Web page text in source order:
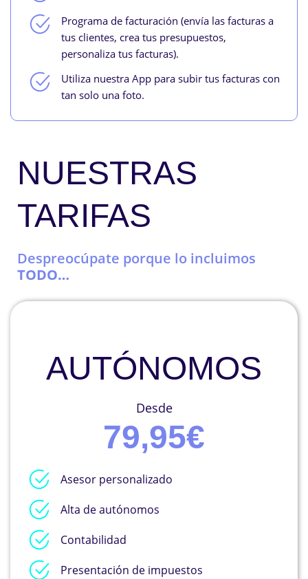
Programa de facturación (envía las facturas a
tus clientes, crea tus presupuestos,
personaliza tus facturas).
Utiliza nuestra App para subir tus facturas con
tan solo una foto.
NUESTRAS
TARIFAS
Despreocúpate porque lo incluimos
TODO…
AUTÓNOMOS
Desde
79,95€
Asesor personalizado
Alta de autónomos
Contabilidad
Presentación de impuestos